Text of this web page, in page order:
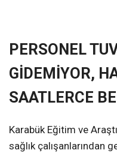
PERSONEL
GİDEMİYOR,
SAATLERCE
Karabük Eğitim ve
sağlık çalışanlarından